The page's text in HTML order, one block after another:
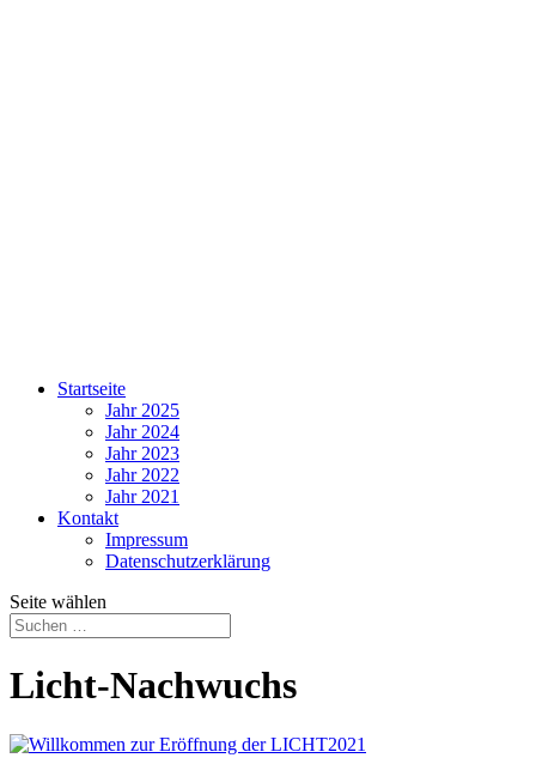
Startseite
Jahr 2025
Jahr 2024
Jahr 2023
Jahr 2022
Jahr 2021
Kontakt
Impressum
Datenschutz­erklärung
Seite wählen
Licht-Nachwuchs